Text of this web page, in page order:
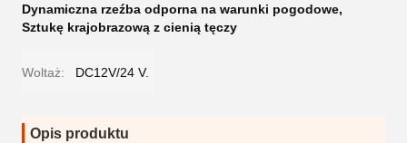
Dynamiczna rzeźba odporna na warunki pogodowe,
Sztukę krajobrazową z cienią tęczy
Woltaż: DC12V/24 V.
Opis produktu